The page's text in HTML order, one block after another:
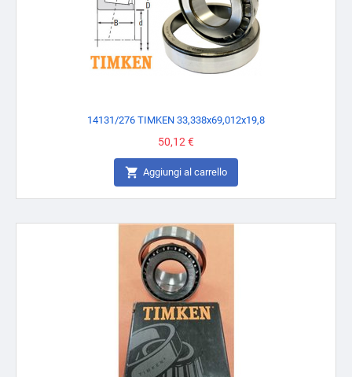
14131/276 TIMKEN 33,338x69,012x19,8
Prezzo
50,12 €
 Aggiungi al carrello